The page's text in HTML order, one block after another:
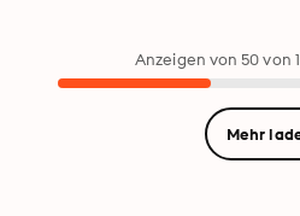
Anzeigen von 50 von
Mehr